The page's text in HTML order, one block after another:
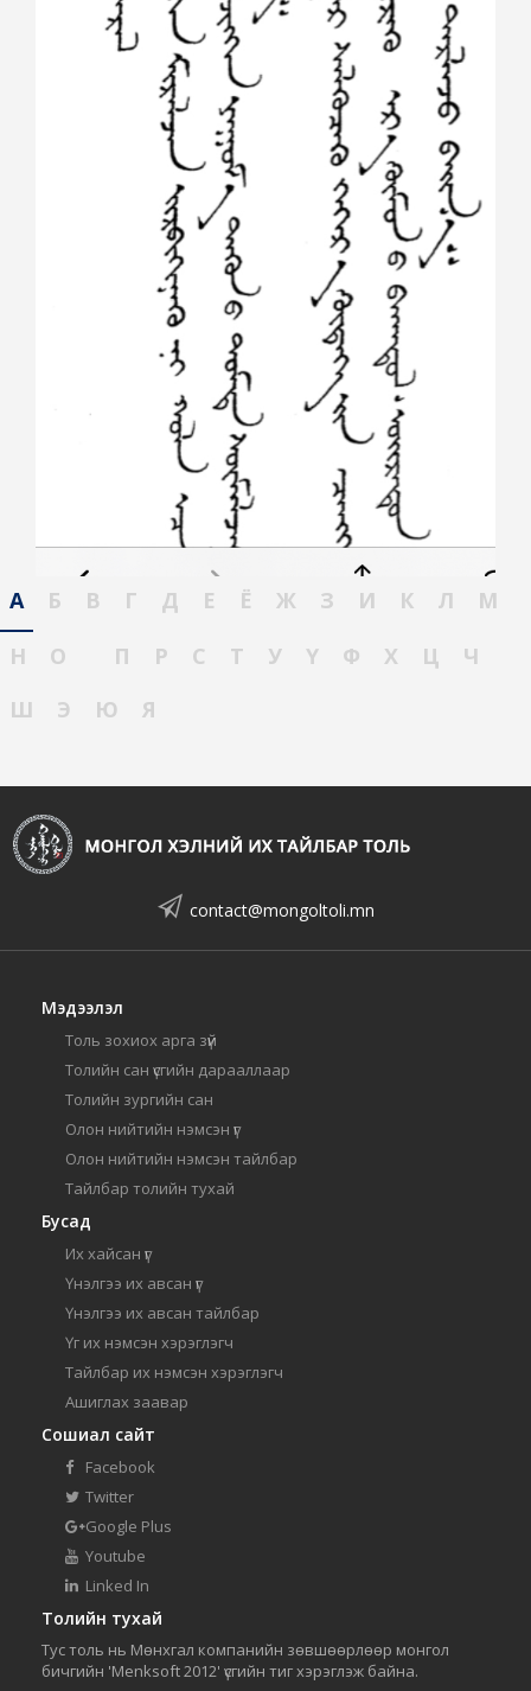
А Б В Г Д Е Ё Ж З И К Л
М
Н
О П Р С Т У Ү Ф Х Ц
Ч
Ш
Э Ю Я
contact@mongoltoli.mn
Мэдээлэл
Толь зохиох арга зүй
Толийн сан үсгийн дарааллаар
Толийн зургийн сан
Олон нийтийн нэмсэн үг
Олон нийтийн нэмсэн тайлбар
Тайлбар толийн тухай
Бусад
Их хайсан үг
Үнэлгээ их авсан үг
Үнэлгээ их авсан тайлбар
Үг их нэмсэн хэрэглэгч
Тайлбар их нэмсэн хэрэглэгч
Ашиглах заавар
Сошиал сайт
Facebook
Twitter
Google Plus
Youtube
Linked In
Толийн тухай
Тус толь нь Мөнхгал компанийн зөвшөөрлөөр монгол
бичгийн 'Menksoft 2012' үсгийн тиг хэрэглэж байна.